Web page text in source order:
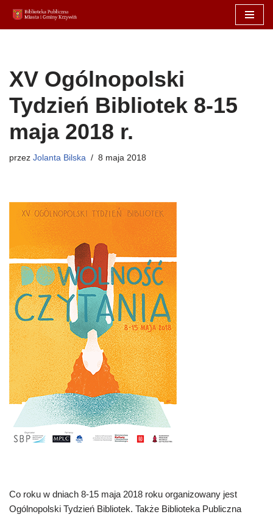
Przejdź
XV Ogólnopolski
Tydzień Bibliotek 8-15
maja 2018 r.
przez Jolanta Bilska 8 maja 2018
Co roku w dniach 8-15 maja 2018 roku organizowany jest
Ogólnopolski Tydzień Bibliotek. Także Biblioteka Publiczna